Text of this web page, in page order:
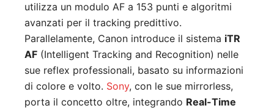
utilizza un modulo AF a 153 punti e algoritmi
avanzati per il tracking predittivo.
Parallelamente, Canon introduce il sistema iTR
AF (Intelligent Tracking and Recognition) nelle
sue reflex professionali, basato su informazioni
di colore e volto. Sony, con le sue mirrorless,
porta il concetto oltre, integrando Real-Time